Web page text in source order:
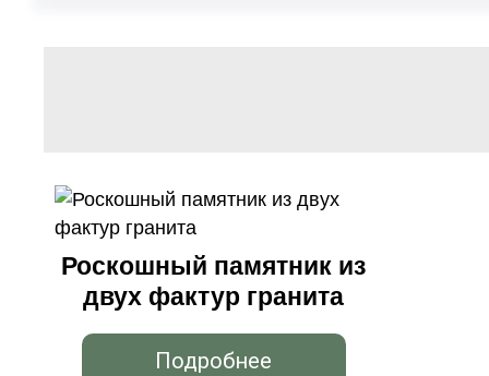
Роскошный памятник из
двух фактур гранита
Подробнее